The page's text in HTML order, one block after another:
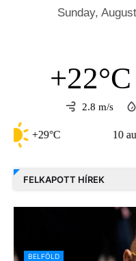
+22°C
2.8 m/s
+29°C
FELKAPOTT HÍREK
BELFÖLD